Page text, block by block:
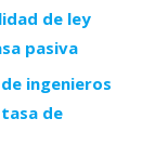
de ley
pasiva
ingenieros
de